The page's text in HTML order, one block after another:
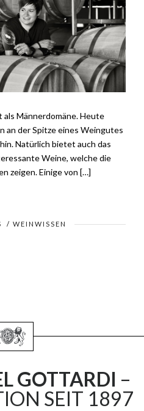
Männerdomäne. Heute
an der Spitze eines Weingutes
Natürlich bietet auch das
Weine, welche die
zeigen. Einige von […]
/ WEINWISSEN
GOTTARDI –
SEIT 1897